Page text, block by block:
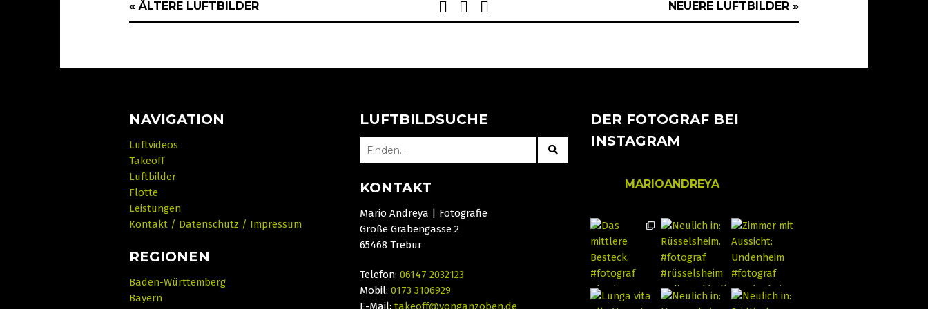
navigation
« ÄLTERE LUFTBILDER NEUERE LUFTBILDER »
NAVIGATION
Luftvideos
Takeoff
Luftbilder
Flotte
Leistungen
Kontakt / Datenschutz / Impressum
REGIONEN
Baden-Württemberg
Bayern
LUFTBILDSUCHE
SEARCH
FOR:
KONTAKT
Mario Andreya | Fotografie
Große Grabengasse 2
65468 Trebur
Telefon:06147 2032123
Mobil:0173 3106929
E-Mail:takeoff@vonganzoben.de
DER FOTOGRAF BEI
INSTAGRAM
MARIOANDREYA